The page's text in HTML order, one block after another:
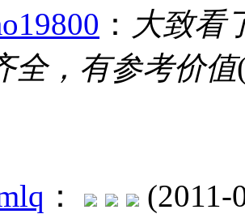
： 大致看
全，有参考价值
：
(2011-